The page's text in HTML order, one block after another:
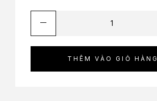
THÊM VÀO GIỎ HÀNG